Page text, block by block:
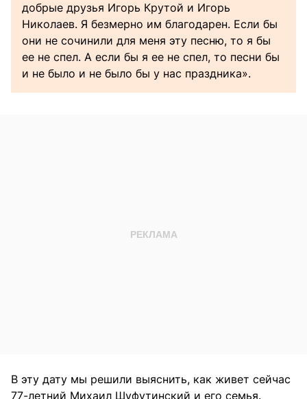
добрые друзья Игорь Крутой и Игорь
Николаев. Я безмерно им благодарен. Если бы
они не сочинили для меня эту песню, то я бы
ее не спел. А если бы я ее не спел, то песни бы
и не было и не было бы у нас праздника».
В эту дату мы решили выяснить, как живет сейчас
77-летний Михаил Шуфутинский и его семья.